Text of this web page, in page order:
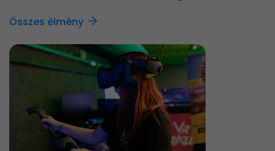
Összes élmény